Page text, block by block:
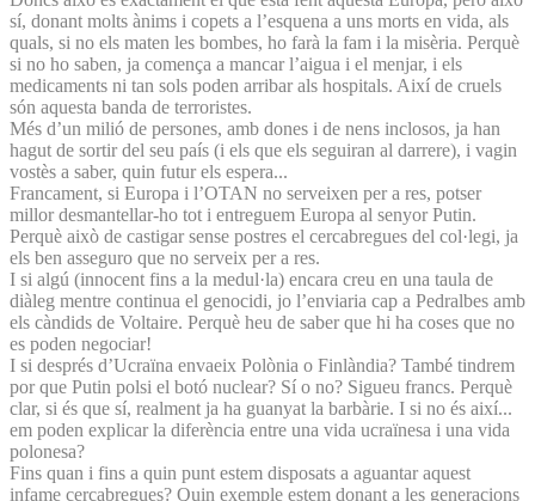
sí, donant molts ànims i copets a l’esquena a uns morts en vida, als
quals, si no els maten les bombes, ho farà la fam i la misèria. Perquè
si no ho saben, ja comença a mancar l’aigua i el menjar, i els
medicaments ni tan sols poden arribar als hospitals. Així de cruels
són aquesta banda de terroristes.
Més d’un milió de persones, amb dones i de nens inclosos, ja han
hagut de sortir del seu país (i els que els seguiran al darrere), i vagin
vostès a saber, quin futur els espera...
Francament, si Europa i l’OTAN no serveixen per a res, potser
millor desmantellar-ho tot i entreguem Europa al senyor Putin.
Perquè això de castigar sense postres el cercabregues del col·legi, ja
els ben asseguro que no serveix per a res.
I si algú (innocent fins a la medul·la) encara creu en una taula de
diàleg mentre continua el genocidi, jo l’enviaria cap a Pedralbes amb
els càndids de Voltaire. Perquè heu de saber que hi ha coses que no
es poden negociar!
I si després d’Ucraïna envaeix Polònia o Finlàndia? També tindrem
por que Putin polsi el botó nuclear? Sí o no? Sigueu francs. Perquè
clar, si és que sí, realment ja ha guanyat la barbàrie. I si no és així...
em poden explicar la diferència entre una vida ucraïnesa i una vida
polonesa?
Fins quan i fins a quin punt estem disposats a aguantar aquest
infame cercabregues? Quin exemple estem donant a les generacions